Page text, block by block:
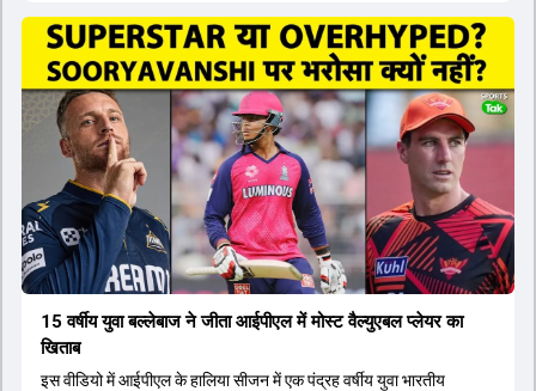
पटेल इस रेस में काफी पीछे हैं, जबकि संजू सैमसन और रजत पाटीदार कप्तानी की
दौड़ से बाहर हैं। आगामी सीरीज के लिए वैभव सूर्यवंशी को तीसरे ओपनर के तौर पर
टीम में शामिल किया जाएगा, जबकि अभिषेक शर्मा और संजू सैमसन पहली पसंद
होंगे। इसके अलावा नीतीश रेड्डी को बतौर ऑलराउंडर ज्यादा मौके मिलेंगे। अजीत
अगरकर की अगुवाई वाली चयन समिति और कोच गौतम गंभीर आगामी टी20 वर्ल्ड
कप और 2028 ओलंपिक के लिए लंबी अवधि का विजन लेकर चल रहे हैं।
15 वर्षीय युवा बल्लेबाज ने जीता आईपीएल में मोस्ट वैल्युएबल प्लेयर का
खिताब
इस वीडियो में आईपीएल के हालिया सीजन में एक पंद्रह वर्षीय युवा भारतीय